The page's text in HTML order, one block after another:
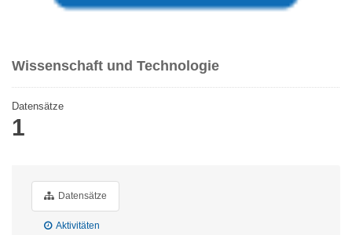
Wissenschaft und Technologie
Datensätze
1
Datensätze
Aktivitäten